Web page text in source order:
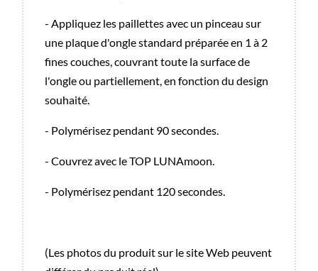
- Appliquez les paillettes avec un pinceau sur
une plaque d'ongle standard préparée en 1 à 2
fines couches, couvrant toute la surface de
l'ongle ou partiellement, en fonction du design
souhaité.
- Polymérisez pendant 90 secondes.
- Couvrez avec le TOP LUNAmoon.
- Polymérisez pendant 120 secondes.
(Les photos du produit sur le site Web peuvent